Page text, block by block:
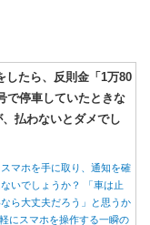
したら、反則金「1万80
で停車していたときな
払わないとダメでし
マホを手に取り、通知を確
いでしょうか？ 「車は止
ら大丈夫だろう」と思うか
にスマホを操作する一瞬の